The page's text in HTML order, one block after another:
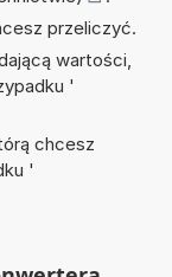
przeliczyć.
wartości,
'
chcesz
'